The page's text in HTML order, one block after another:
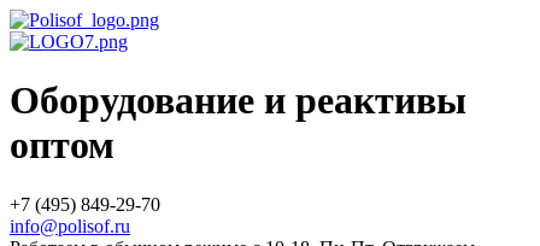
Оборудование и реактивы
оптом
+7 (495) 849-29-70
info@polisof.ru